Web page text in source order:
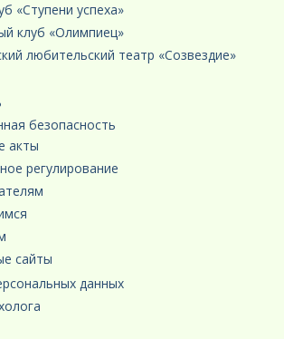
«Ступени успеха»
клуб «Олимпиец»
любительский театр «Созвездие»
безопасность
акты
регулирование
сайты
данных